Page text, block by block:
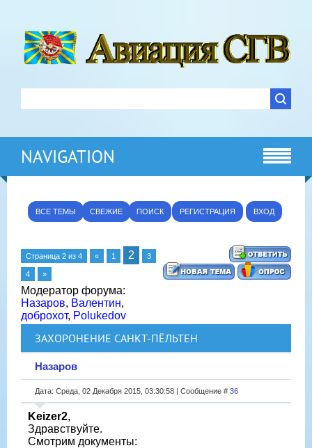
NAVIGATION
ВСЕ ТЕМЫ СВЕЖИЕ ПОИСК РЕГИСТРАЦИЯ ВХОД
Страница 2 из 4 « 1 2 3
4 »
Модератор форума:
Назаров, Валентин,
доброхот, Polukedov
ЗАХОРОНЕНИЕ САНКТ-ПЁЛЬТЕН
Назаров
Дата: Среда, 02 Декабря 2015, 03:30:58 | Сообщение # 36
Keizer2,
Здравствуйте.
Смотрим документы: